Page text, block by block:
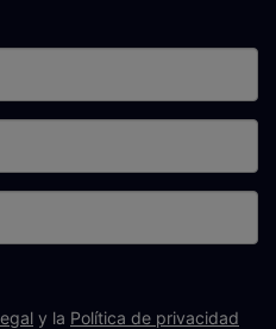
y la Política de privacidad